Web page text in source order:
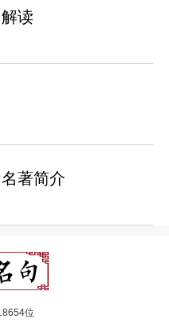
读
著简介
位